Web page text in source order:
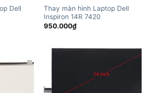
Dell
Thay màn hình Laptop Dell
Inspiron 14R 7420
950.000₫